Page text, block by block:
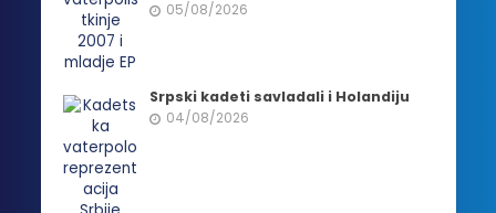
05/08/2026
Srpski kadeti savladali i Holandiju
04/08/2026